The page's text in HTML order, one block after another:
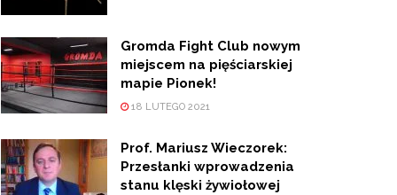
Gromda Fight Club nowym
miejscem na pięściarskiej
mapie Pionek!
18 LUTEGO 2021
Prof. Mariusz Wieczorek:
Przesłanki wprowadzenia
stanu klęski żywiołowej